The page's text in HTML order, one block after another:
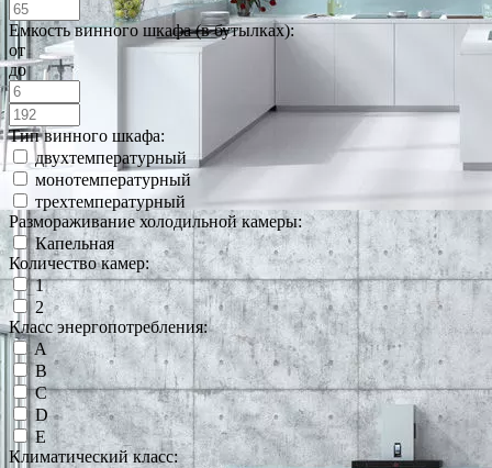
Емкость винного шкафа (в бутылках):
от
до
Тип винного шкафа:
двухтемпературный
монотемпературный
трехтемпературный
Размораживание холодильной камеры:
Капельная
Количество камер:
1
2
Класс энергопотребления:
A
B
C
D
E
Климатический класс: